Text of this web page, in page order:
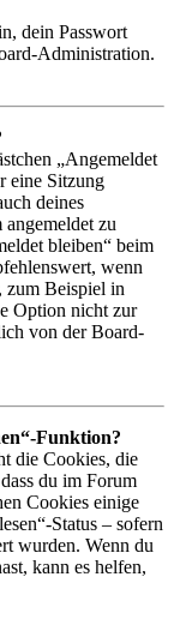
dein Passwort
Administration.
„Angemeldet
eine Sitzung
deines
zu
bleiben“ beim
wenn
zum Beispiel in
Option nicht zur
von der Board-
Funktion?
die Cookies, die
du im Forum
Cookies einige
Status – sofern
wurden. Wenn du
kann es helfen,